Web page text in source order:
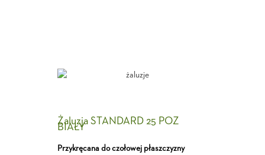
Żaluzja STANDARD 25 POZ
BIAŁY
Przykręcana do czołowej płaszczyzny